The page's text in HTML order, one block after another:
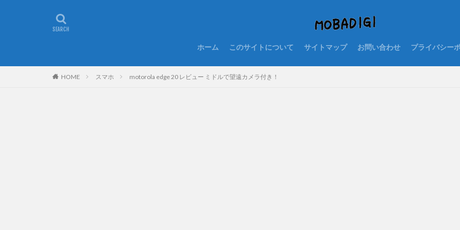
ホーム このサイトについて サイトマップ お問い合わせ プライバシー
HOME スマホ motorola edge 20 レビュー ミドルで望遠カメラ付き！